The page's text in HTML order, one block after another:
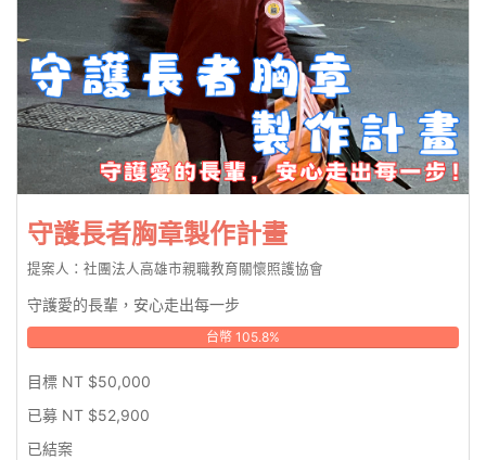
守護長者胸章製作計畫
提案人：社團法人高雄市親職教育關懷照護協會
守護愛的長輩，安心走出每一步
台幣 105.8%
目標 NT $50,000
已募 NT $52,900
已結案